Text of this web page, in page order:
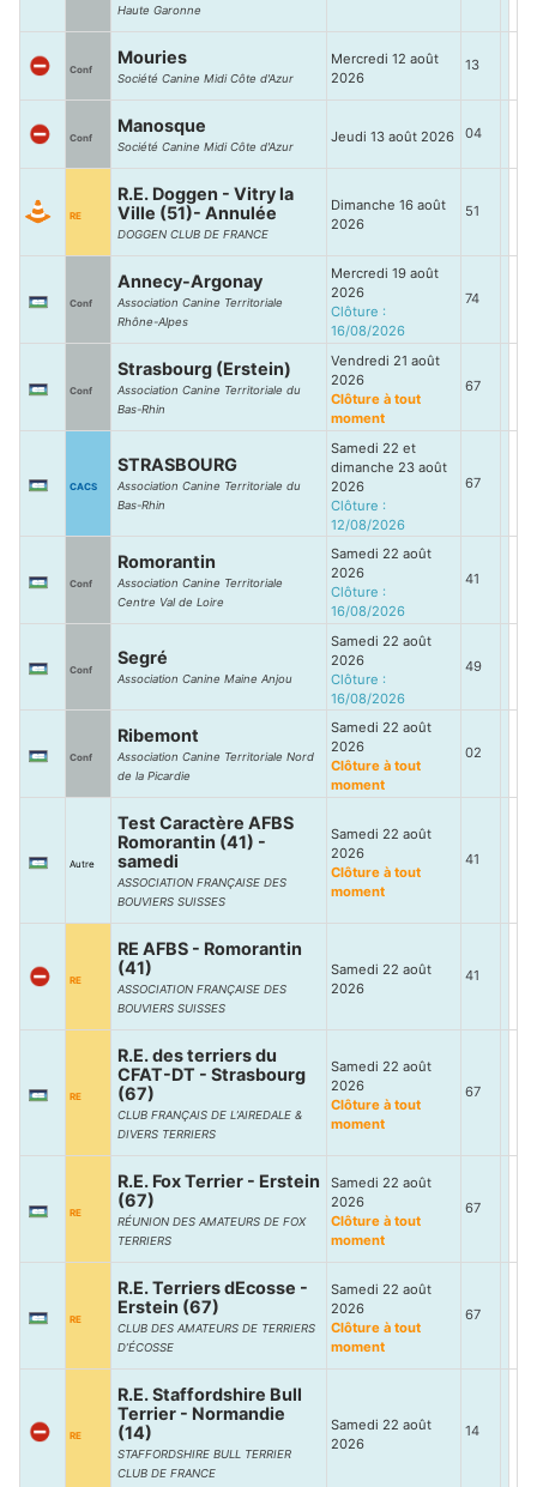
Haute Garonne
Conf
Mouries
Société Canine Midi Côte d'Azur
Mercredi 12 août
2026
13
Conf
Manosque
Société Canine Midi Côte d'Azur
Jeudi 13 août 2026 04
RE
R.E. Doggen - Vitry la
Ville (51)- Annulée
DOGGEN CLUB DE FRANCE
Dimanche 16 août
2026
51
Conf
Annecy-Argonay
Association Canine Territoriale
Rhône-Alpes
Mercredi 19 août
2026
Clôture :
16/08/2026
74
Conf
Strasbourg (Erstein)
Association Canine Territoriale du
Bas-Rhin
Vendredi 21 août
2026
Clôture à tout
moment
67
CACS
STRASBOURG
Association Canine Territoriale du
Bas-Rhin
Samedi 22 et
dimanche 23 août
2026
Clôture :
12/08/2026
67
Conf
Romorantin
Association Canine Territoriale
Centre Val de Loire
Samedi 22 août
2026
Clôture :
16/08/2026
41
Conf
Segré
Association Canine Maine Anjou
Samedi 22 août
2026
Clôture :
16/08/2026
49
Conf
Ribemont
Association Canine Territoriale Nord
de la Picardie
Samedi 22 août
2026
Clôture à tout
moment
02
Autre
Test Caractère AFBS
Romorantin (41) -
samedi
ASSOCIATION FRANÇAISE DES
BOUVIERS SUISSES
Samedi 22 août
2026
Clôture à tout
moment
41
RE
RE AFBS - Romorantin
(41)
ASSOCIATION FRANÇAISE DES
BOUVIERS SUISSES
Samedi 22 août
2026
41
RE
R.E. des terriers du
CFAT-DT - Strasbourg
(67)
CLUB FRANÇAIS DE L’AIREDALE &
DIVERS TERRIERS
Samedi 22 août
2026
Clôture à tout
moment
67
RE
R.E. Fox Terrier - Erstein
(67)
RÉUNION DES AMATEURS DE FOX
TERRIERS
Samedi 22 août
2026
Clôture à tout
moment
67
RE
R.E. Terriers dEcosse -
Erstein (67)
CLUB DES AMATEURS DE TERRIERS
D’ÉCOSSE
Samedi 22 août
2026
Clôture à tout
moment
67
RE
R.E. Staffordshire Bull
Terrier - Normandie
(14)
STAFFORDSHIRE BULL TERRIER
CLUB DE FRANCE
Samedi 22 août
2026
14